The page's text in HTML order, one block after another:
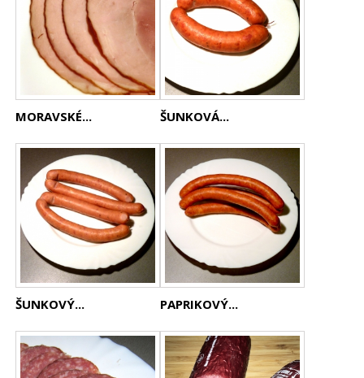
MORAVSKÉ... ŠUNKOVÁ...
ŠUNKOVÝ... PAPRIKOVÝ...